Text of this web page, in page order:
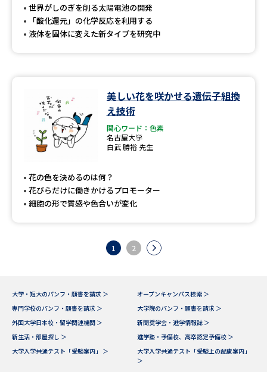
世界がしのぎを削る太陽電池の開発
「酸化還元」の化学反応を利用する
液体を固体に変えた新タイプを研究中
美しい花を咲かせる遺伝子組換
え技術
関心ワード：色素
名古屋大学
白武 勝裕 先生
花の色を決めるのは何？
花びらだけに働きかけるプロモーター
細胞の形で質感や色合いが変化
1 2
大学・短大のパンフ・願書を請求 ＞
オープンキャンパス検索 ＞
専門学校のパンフ・願書を請求 ＞
大学院のパンフ・願書を請求 ＞
外国大学日本校・留学関連機関 ＞
新聞奨学会・進学情報誌 ＞
新生活・部屋探し ＞
進学塾・予備校、高卒認定予備校 ＞
大学入学共通テスト「受験案内」 ＞
大学入学共通テスト「受験上の配慮案内」
＞